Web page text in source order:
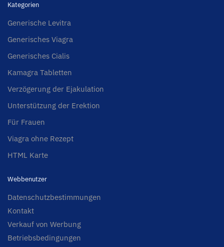
Kategorien
Generische Levitra
Generisches Viagra
Generisches Cialis
Kamagra Tabletten
Verzögerung der Ejakulation
Unterstützung der Erektion
Für Frauen
Viagra ohne Rezept
HTML Karte
Webbenutzer
Datenschutzbestimmungen
Kontakt
Verkauf von Werbung
Betriebsbedingungen